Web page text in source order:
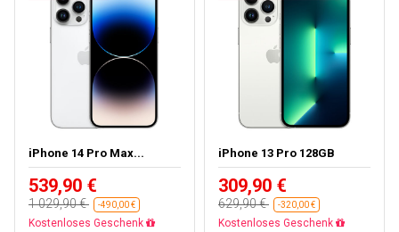
iPhone 14 Pro Max...
539,90 €
1 029,90 € -490,00 €
Gratisversand
iPhone 13 Pro 128GB
309,90 €
629,90 € -320,00 €
Gratisversand